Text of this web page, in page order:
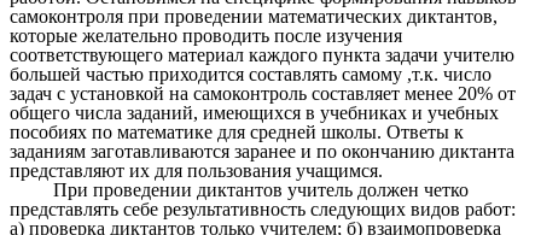
самоконтроля при проведении математических диктантов,
которые желательно проводить после изучения
соответствующего материал каждого пункта задачи учителю
большей частью приходится составлять самому ,т.к. число
задач с установкой на самоконтроль составляет менее 20% от
общего числа заданий, имеющихся в учебниках и учебных
пособиях по математике для средней школы. Ответы к
заданиям заготавливаются заранее и по окончанию диктанта
представляют их для пользования учащимся.
При проведении диктантов учитель должен четко
представлять себе результативность следующих видов работ:
а) проверка диктантов только учителем; б) взаимопроверка